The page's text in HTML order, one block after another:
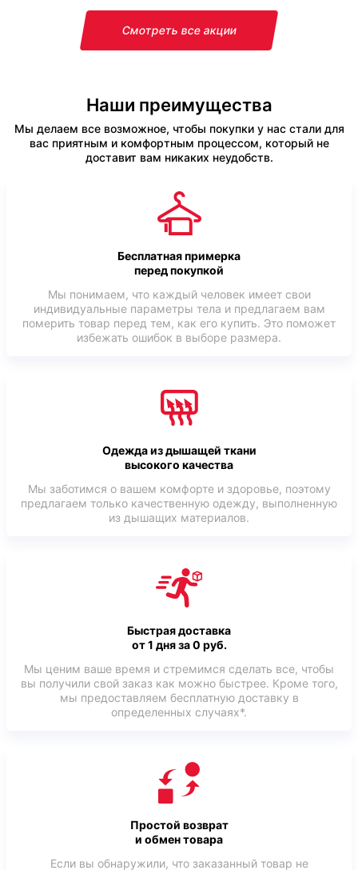
Смотреть все акции
Наши преимущества
Мы делаем все возможное, чтобы покупки у нас стали для
вас приятным и комфортным процессом, который не
доставит вам никаких неудобств.
Бесплатная примерка
перед покупкой
Мы понимаем, что каждый человек имеет свои
индивидуальные параметры тела и предлагаем вам
померить товар перед тем, как его купить. Это поможет
избежать ошибок в выборе размера.
Одежда из дышащей ткани
высокого качества
Мы заботимся о вашем комфорте и здоровье, поэтому
предлагаем только качественную одежду, выполненную
из дышащих материалов.
Быстрая доставка
от 1 дня за 0 руб.
Мы ценим ваше время и стремимся сделать все, чтобы
вы получили свой заказ как можно быстрее. Кроме того,
мы предоставляем бесплатную доставку в
определенных случаях*.
Простой возврат
и обмен товара
Если вы обнаружили, что заказанный товар не